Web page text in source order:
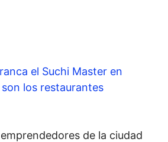
el Suchi Master en
los restaurantes
de la ciudad